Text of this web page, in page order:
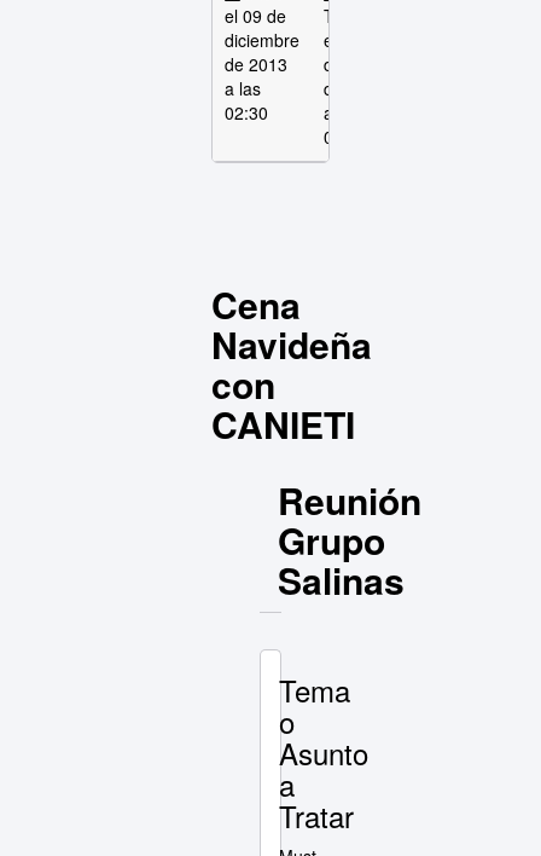
el 09 de
diciembre
de 2013
a las
02:30
Terminó
el 09 de
diciembre
de 2013
a las
04:30
Cena
Navideña
con
CANIETI
Reunión
Grupo
Salinas
Tema
o
Asunto
a
Tratar